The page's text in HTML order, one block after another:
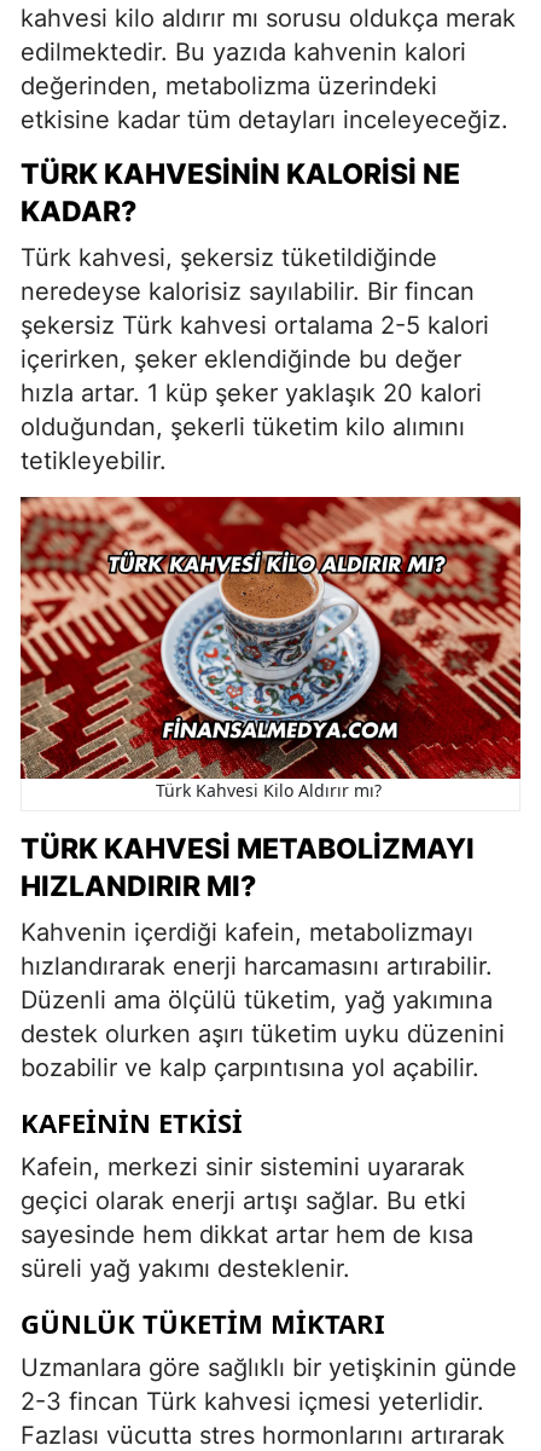
kahvesi kilo aldırır mı sorusu oldukça merak
edilmektedir. Bu yazıda kahvenin kalori
değerinden, metabolizma üzerindeki
etkisine kadar tüm detayları inceleyeceğiz.
TÜRK KAHVESININ KALORISI NE
KADAR?
Türk kahvesi, şekersiz tüketildiğinde
neredeyse kalorisiz sayılabilir. Bir fincan
şekersiz Türk kahvesi ortalama 2-5 kalori
içerirken, şeker eklendiğinde bu değer
hızla artar. 1 küp şeker yaklaşık 20 kalori
olduğundan, şekerli tüketim kilo alımını
tetikleyebilir.
Türk Kahvesi Kilo Aldırır mı?
TÜRK KAHVESI METABOLIZMAYI
HIZLANDIRIR MI?
Kahvenin içerdiği kafein, metabolizmayı
hızlandırarak enerji harcamasını artırabilir.
Düzenli ama ölçülü tüketim, yağ yakımına
destek olurken aşırı tüketim uyku düzenini
bozabilir ve kalp çarpıntısına yol açabilir.
KAFEININ ETKISI
Kafein, merkezi sinir sistemini uyararak
geçici olarak enerji artışı sağlar. Bu etki
sayesinde hem dikkat artar hem de kısa
süreli yağ yakımı desteklenir.
GÜNLÜK TÜKETIM MIKTARI
Uzmanlara göre sağlıklı bir yetişkinin günde
2-3 fincan Türk kahvesi içmesi yeterlidir.
Fazlası vücutta stres hormonlarını artırarak